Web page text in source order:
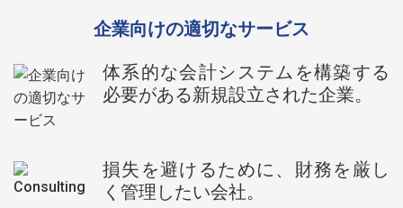
企業向けの適切なサービス
体系的な会計システムを構築する
必要がある新規設立された企業。
損失を避けるために、財務を厳し
く管理したい会社。